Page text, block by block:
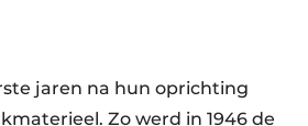
jaren na hun oprichting
Zo werd in 1946 de